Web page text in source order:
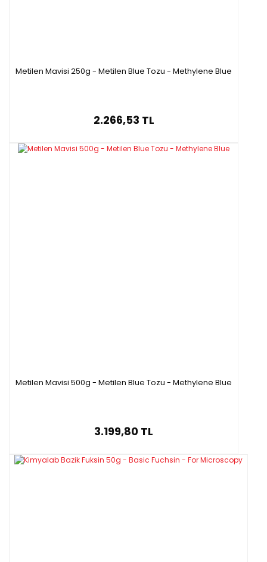
Metilen Mavisi 250g - Metilen Blue Tozu - Methylene Blue
2.266,53 TL
Metilen Mavisi 500g - Metilen Blue Tozu - Methylene Blue
3.199,80 TL